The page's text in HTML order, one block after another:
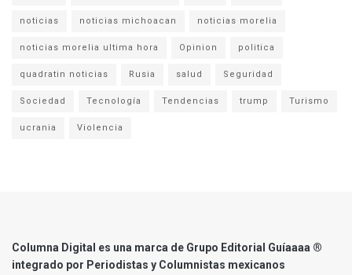
noticias noticias michoacan noticias morelia
noticias morelia ultima hora Opinion politica
quadratin noticias Rusia salud Seguridad
Sociedad Tecnología Tendencias trump Turismo
ucrania Violencia
Columna Digital es una marca de Grupo Editorial Guíaaaa ®
integrado por Periodistas y Columnistas mexicanos